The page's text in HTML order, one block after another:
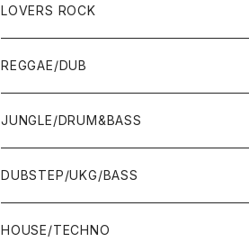
LOVERS ROCK
7"
12"
ALBUM&V.A.
REGGAE/DUB
7"
10"
12"
JUNGLE/DRUM&BASS
7"
10"
DUBSTEP/UKG/BASS
12"
HOUSE/TECHNO